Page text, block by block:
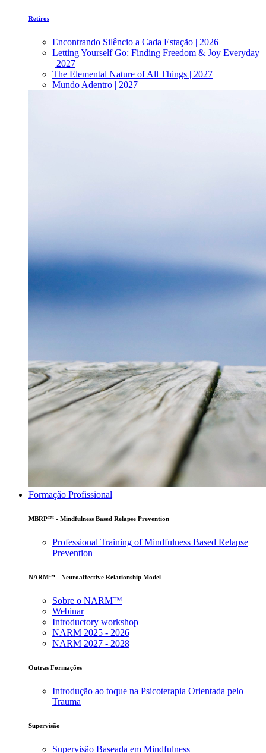
Retiros
Encontrando Silêncio a Cada Estação | 2026
Letting Yourself Go: Finding Freedom & Joy Everyday
| 2027
The Elemental Nature of All Things | 2027
Mundo Adentro | 2027
Formação Profissional
MBRP™ - Mindfulness Based Relapse Prevention
Professional Training of Mindfulness Based Relapse
Prevention
NARM™ - Neuroaffective Relationship Model
Sobre o NARM™
Webinar
Introductory workshop
NARM 2025 - 2026
NARM 2027 - 2028
Outras Formações
Introdução ao toque na Psicoterapia Orientada pelo
Trauma
Supervisão
Supervisão Baseada em Mindfulness